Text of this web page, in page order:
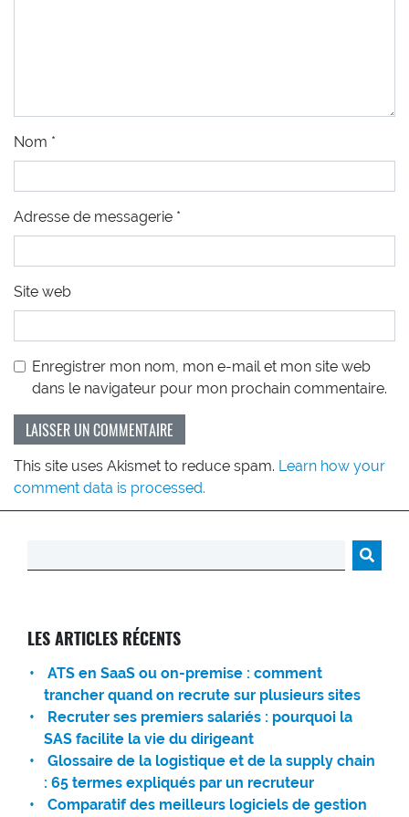
Nom *
Adresse de messagerie *
Site web
Enregistrer mon nom, mon e-mail et mon site web
dans le navigateur pour mon prochain commentaire.
This site uses Akismet to reduce spam. Learn how your
comment data is processed.
LES ARTICLES RÉCENTS
ATS en SaaS ou on-premise : comment
trancher quand on recrute sur plusieurs sites
Recruter ses premiers salariés : pourquoi la
SAS facilite la vie du dirigeant
Glossaire de la logistique et de la supply chain
: 65 termes expliqués par un recruteur
Comparatif des meilleurs logiciels de gestion